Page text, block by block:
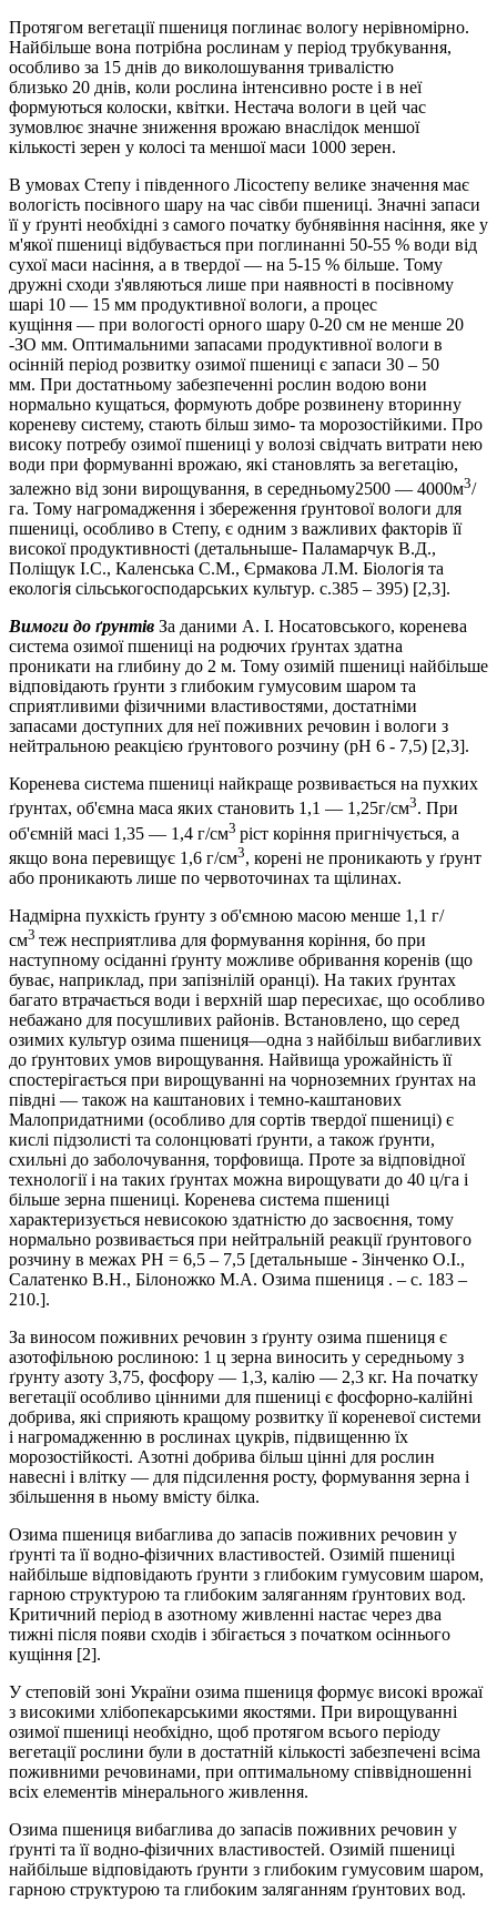
Протягом вегетації пшениця поглинає вологу нерівномірно.
Найбільше вона потрібна рослинам у період трубкування,
особливо за 15 днів до виколошування тривалістю
близько 20 днів, коли рослина інтенсивно росте і в неї
формуються колоски, квітки. Не­стача вологи в цей час
зумовлює значне зниження врожаю внаслі­док меншої
кількості зерен у колосі та меншої маси 1000 зерен.
В умовах Степу і південного Лісостепу велике значення має
во­логість посівного шару на час сівби пшениці. Значні запаси
її у ґру­нті необхідні з самого початку бубнявіння насіння, яке у
м'якої пшениці відбувається при поглинанні 50-55 % води від
сухої маси насіння, а в твердої — на 5-15 % більше. Тому
дружні сходи з'являються лише при наявності в посівному
шарі 10 — 15 мм про­дуктивної вологи, а процес
кущіння — при вологості орного шару 0-20 см не менше 20
-ЗО мм. Оптимальними запасами продуктивної вологи в
осінній період розвитку озимої пшениці є запаси 30 – 50
мм. При достатньому забезпеченні рос­лин водою вони
нормально кущаться, формують добре розвинену вторинну
кореневу систему, стають більш зимо- та морозостійкими. Про
високу потребу озимої пшениці у волозі свідчать витрати нею
води при формуванні врожаю, які становлять за вегетацію,
залежно від зони вирощування, в середньому2500 — 4000м3/
га. Тому нагро­мадження і збереження ґрунтової вологи для
пшениці, особливо в Степу, є одним з важливих факторів її
високої продуктивності (детальныше- Паламарчук В.Д.,
Поліщук І.С., Каленська С.М., Єрмакова Л.М. Біологія та
екологія сільськогосподарських культур. с.385 – 395) [2,3].
Вимоги до ґрунтів За даними А. І. Носатовського, коренева
си­стема озимої пшениці на родючих ґрунтах здатна
проникати на глибину до 2 м. Тому озимій пшениці найбільше
відповідають ґрун­ти з глибоким гумусовим шаром та
сприятливими фізичними влас­тивостями, достатніми
запасами доступних для неї поживних речо­вин і вологи з
нейтральною реакцією ґрунтового розчину (рН 6 - 7,5) [2,3].
Коренева система пшениці найкраще розвивається на пухких
ґрунтах, об'ємна маса яких становить 1,1 — 1,25г/см3. При
об'ємній масі 1,35 — 1,4 г/см3 ріст коріння пригнічується, а
якщо вона пере­вищує 1,6 г/см3, корені не проникають у ґрунт
або проникають лише по червоточинах та щілинах.
Надмірна пухкість ґрунту з об'ємною масою менше 1,1 г/
см3 теж несприятлива для формування коріння, бо при
наступному осіданні ґрунту можливе обривання коренів (що
буває, наприклад, при запізнілій оранці). На таких ґрунтах
багато втрачається води і верхній шар пересихає, що особливо
небажано для посушливих районів. Встановлено, що серед
озимих культур озима пшениця—одна з найбільш вибагливих
до ґрунтових умов вирощування. Найвища урожайність її
спостерігається при вирощуванні на чорноземних ґрунтах на
півдні — також на каштанових і темно-каштанових
Малопридатними (особливо для сортів твердої пшениці) є
кислі підзо­листі та солонцюваті ґрунти, а також ґрунти,
схильні до заболочу­вання, торфовища. Проте за відповідної
технології і на таких ґрун­тах можна вирощувати до 40 ц/га і
більше зерна пшениці. Коренева система пшениці
характеризується невисокою здатністю до засвоєння, тому
нормально розвивається при нейтральній реакції ґрунтового
розчину в межах РН = 6,5 – 7,5 [детальныше - Зінченко О.І.,
Салатенко В.Н., Білоножко М.А. Озима пшениця . – с. 183 –
210.].
За виносом поживних речовин з ґрунту озима пшениця є
азотофільною рослиною: 1 ц зерна виносить у середньому з
ґрунту азоту 3,75, фосфору — 1,3, калію — 2,3 кг. На початку
вегетації особливо цінними для пшениці є фосфорно-калійні
добрива, які сприяють кращому розвитку її кореневої системи
і нагромадженню в рослинах цукрів, підвищенню їх
морозостійкості. Азотні добрива більш цінні для рослин
навесні і влітку — для підсилення росту, формування зерна і
збільшення в ньому вмісту білка.
Озима пшениця вибаглива до запасів поживних речовин у
ґрунті та її водно-фізичних властивостей. Озимій пшениці
найбільше відповідають ґрунти з глибоким гумусовим шаром,
гарною структурою та глибоким заляганням ґрунтових вод.
Критичний період в азотному живленні настає через два
тижні після появи сходів і збігається з початком осіннього
кущіння [2].
У степовій зоні України озима пшениця формує високі врожаї
з високими хлібопекарськими якостями. При вирощуванні
озимої пшениці необхідно, щоб протягом всього періоду
вегетації рослини були в достатній кількості забезпечені всіма
поживними речовинами, при оптимальному співвідношенні
всіх елементів мінерального живлення.
Озима пшениця вибаглива до запасів поживних речовин у
ґрунті та її водно-фізичних властивостей. Озимій пшениці
найбільше відповідають ґрунти з глибоким гумусовим шаром,
гарною структурою та глибоким заляганням ґрунтових вод.